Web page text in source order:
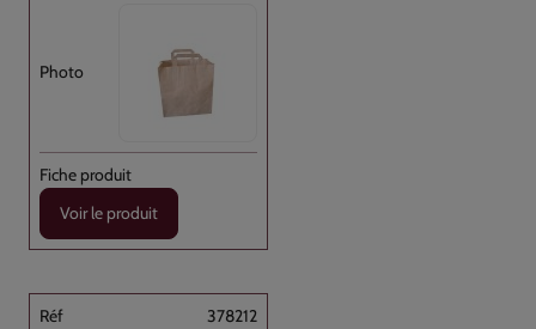
Voir le produit
378212